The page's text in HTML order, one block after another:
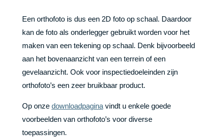
Een orthofoto is dus een 2D foto op schaal. Daardoor
kan de foto als onderlegger gebruikt worden voor het
maken van een tekening op schaal. Denk bijvoorbeeld
aan het bovenaanzicht van een terrein of een
gevelaanzicht. Ook voor inspectiedoeleinden zijn
orthofoto’s een zeer bruikbaar product.
Op onze downloadpaginavindt u enkele goede
voorbeelden van orthofoto’s voor diverse
toepassingen.